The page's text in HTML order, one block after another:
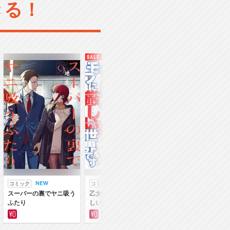
！
コミック
スーパーの裏でヤニ吸う
ふたり
コミック
乙女ゲー世界はモブに厳
しい世界です